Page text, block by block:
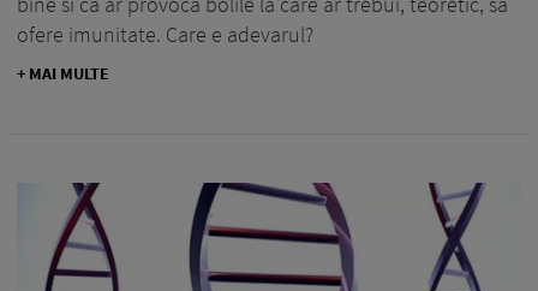
ofere imunitate. Care e adevarul?
+ MAI MULTE